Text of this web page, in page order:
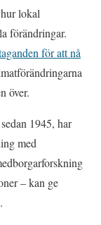
lokal
förändringar.
för att nå
över.
1945, har
med
– kan ge